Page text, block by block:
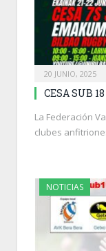
20 JUNIO, 2025
CESA SUB
La Federación
clubes
NOTICIAS